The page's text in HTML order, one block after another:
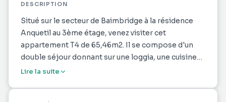
DESCRIPTION
Situé sur le secteur de Baimbridge à la résidence
Anquetil au 3ème étage, venez visiter cet
appartement T4 de 65,46m2. Il se compose d'un
double séjour donnant sur une loggia, une cuisine
avec un dégagement faisant office de buanderie, un
Lire la suite